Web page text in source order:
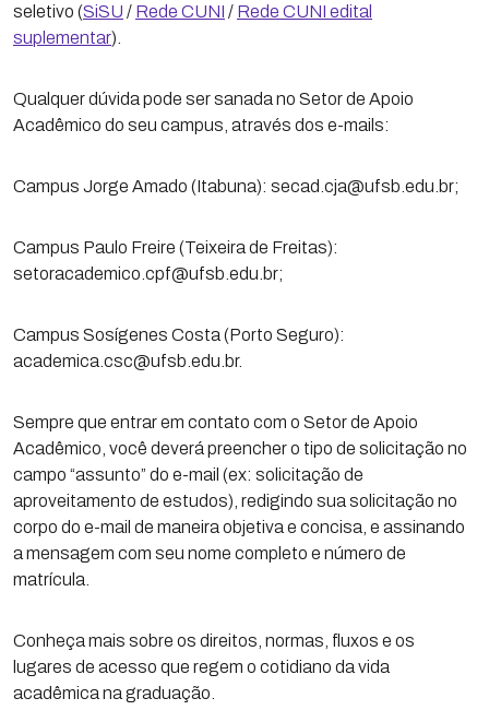
seletivo (SiSU / Rede CUNI / Rede CUNI edital
suplementar).
Qualquer dúvida pode ser sanada no Setor de Apoio
Acadêmico do seu campus, através dos e-mails:
Campus Jorge Amado (Itabuna): secad.cja@ufsb.edu.br;
Campus Paulo Freire (Teixeira de Freitas):
setoracademico.cpf@ufsb.edu.br;
Campus Sosígenes Costa (Porto Seguro):
academica.csc@ufsb.edu.br.
Sempre que entrar em contato com o Setor de Apoio
Acadêmico, você deverá preencher o tipo de solicitação no
campo “assunto” do e-mail (ex: solicitação de
aproveitamento de estudos), redigindo sua solicitação no
corpo do e-mail de maneira objetiva e concisa, e assinando
a mensagem com seu nome completo e número de
matrícula.
Conheça mais sobre os direitos, normas, fluxos e os
lugares de acesso que regem o cotidiano da vida
acadêmica na graduação.